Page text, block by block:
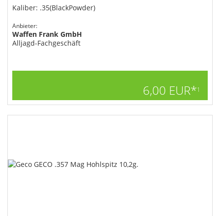
Kaliber: .35(BlackPowder)
Anbieter:
Waffen Frank GmbH
Alljagd-Fachgeschäft
6,00 EUR*1